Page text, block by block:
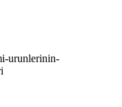
urunlerinin-